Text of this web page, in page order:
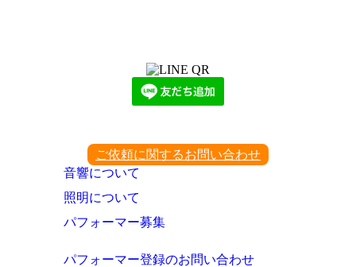
ご依頼に関するお問い合わせ
音響について
照明について
パフォーマー募集
パフォーマー登録のお問い合わせ